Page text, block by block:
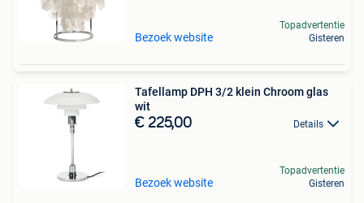
Bezoek website
Topadvertentie
Gisteren
Tafellamp DPH 3/2 klein Chroom glas
wit
€ 225,00 Details
Bezoek website
Topadvertentie
Gisteren